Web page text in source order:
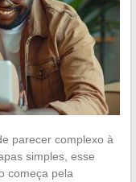
parecer complexo à
simples, esse
começa pela